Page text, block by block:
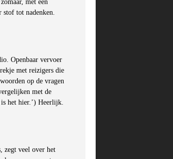
met een
stof tot nadenken.
Openbaar vervoer
met reizigers die
op de vragen
met de
is het hier.’) Heerlijk.
zegt veel over het